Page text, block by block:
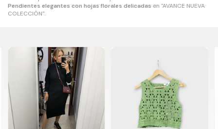
Pendientes elegantes con hojas florales delicadas en "AVANCE NUEVA
COLECCIÓN".